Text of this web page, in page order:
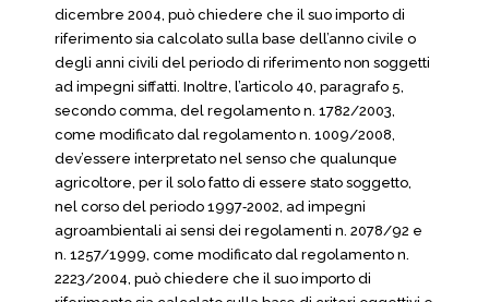
dicembre 2004, può chiedere che il suo importo di
riferimento sia calcolato sulla base dell’anno civile o
degli anni civili del periodo di riferimento non soggetti
ad impegni siffatti. Inoltre, l’articolo 40, paragrafo 5,
secondo comma, del regolamento n. 1782/2003,
come modificato dal regolamento n. 1009/2008,
dev’essere interpretato nel senso che qualunque
agricoltore, per il solo fatto di essere stato soggetto,
nel corso del periodo 1997‑2002, ad impegni
agroambientali ai sensi dei regolamenti n. 2078/92 e
n. 1257/1999, come modificato dal regolamento n.
2223/2004, può chiedere che il suo importo di